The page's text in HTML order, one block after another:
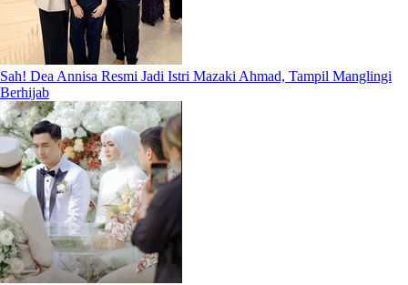
Sah! Dea Annisa Resmi Jadi Istri Mazaki Ahmad, Tampil Manglingi
Berhijab